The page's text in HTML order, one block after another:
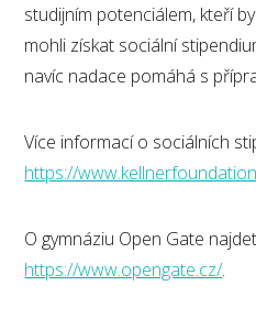
studijním potenciálem, kteří
mohli získat sociální
navíc nadace pomáhá s
Více informací o sociálních
https://
O gymnáziu Open Gate
https://www.opengate.cz/.